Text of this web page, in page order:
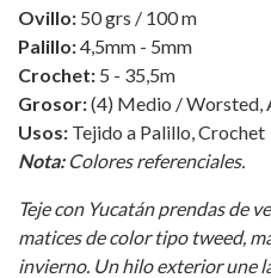
Ovillo: 50 grs / 100 m
Palillo:4,5mm - 5mm
Crochet: 5 - 35,5m
Grosor:(4) Medio / Worsted,
Usos: Tejido a Palillo, Crochet
Nota:Colores referenciales.
Teje con Yucatán prendas de
matices de color tipo tweed,
invierno. Un hilo exterior une